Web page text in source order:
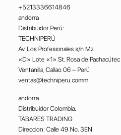
+5213336614846
andorra
Distribuidor Perú:
TECHNIPERÚ
Av. Los Profesionales s/n Mz
«D» Lote «1» St. Rosa de Pachacútec
Ventanilla, Callao 06 – Perú
ventas@techniperu.comm
andorra
Distribuidor Colombia:
TABARES TRADING
Direccion: Calle 49 No. 3EN